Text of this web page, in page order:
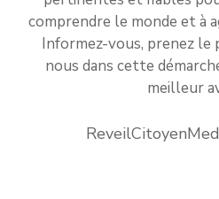
comprendre le monde et à
Informez-vous, prenez le
nous dans cette
meilleur